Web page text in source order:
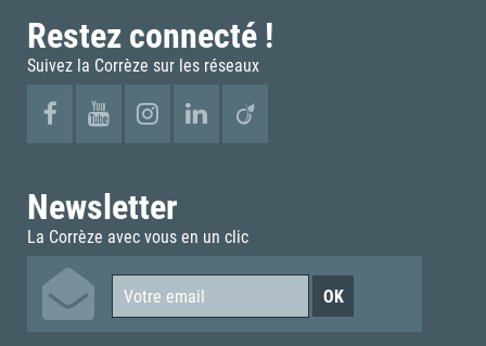
Restez connecté !
Suivez la Corrèze sur les réseaux
Newsletter
La Corrèze avec vous en un clic